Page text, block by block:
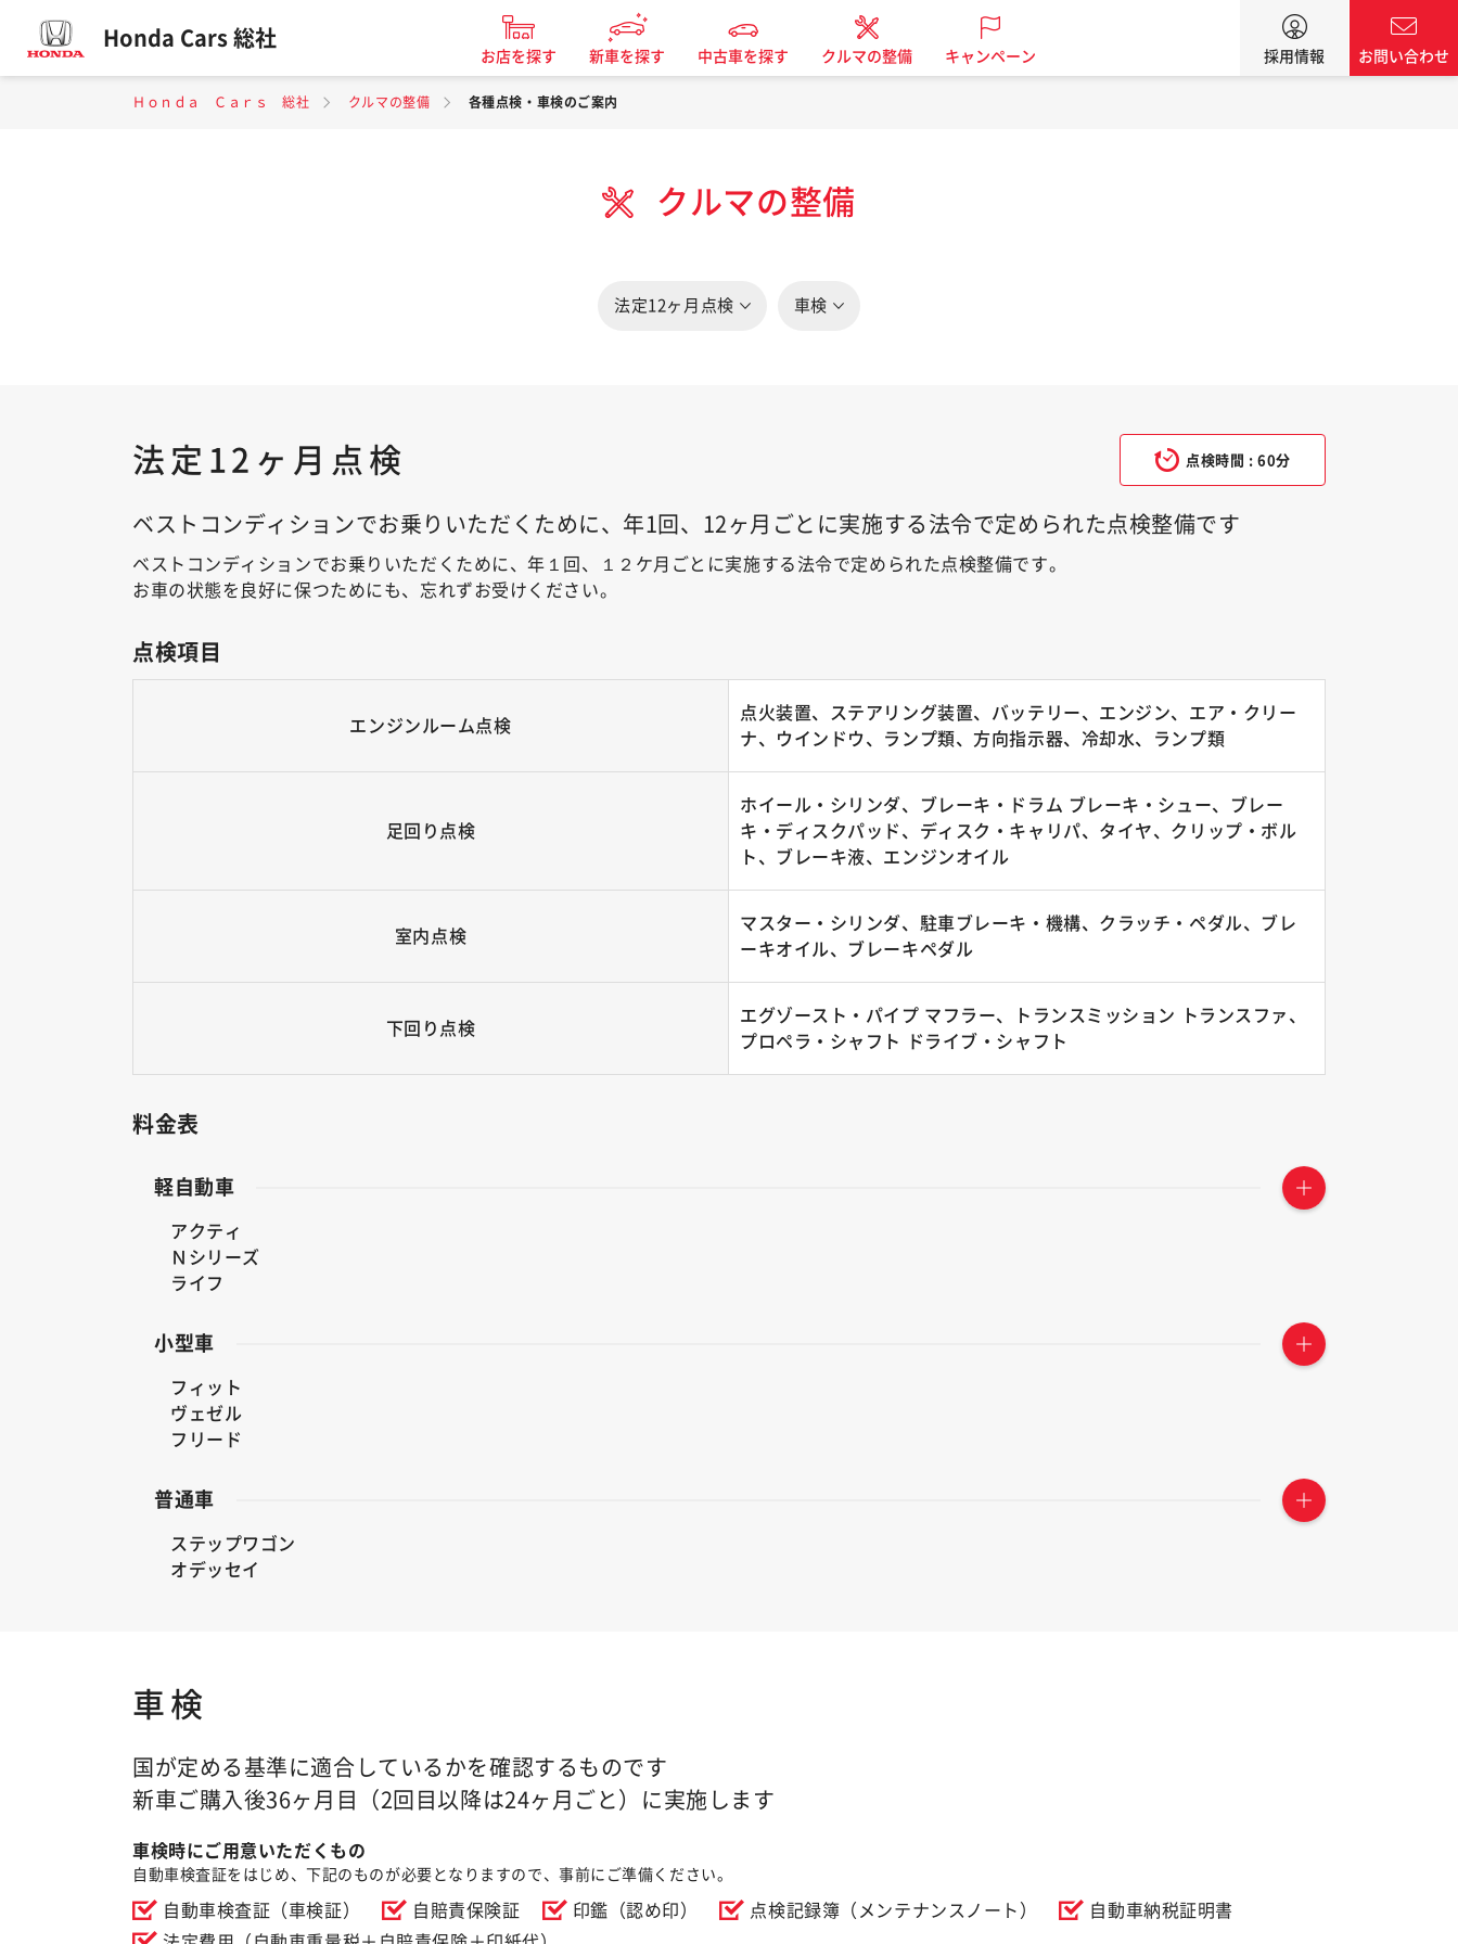
Honda Cars 総社
お店を探す 新車を探す 中古車を探す クルマの整備 キャンペーン 採用情報 お問い合わせ
Ｈｏｎｄａ Ｃａｒｓ 総社 クルマの整備 各種点検・車検のご案内
クルマの整備
法定12ヶ月点検 車検
法定12ヶ月点検 点検時間 : 60分
ベストコンディションでお乗りいただくために、年1回、12ヶ月ごとに実施する法令で定められた点検整備です
ベストコンディションでお乗りいただくために、年１回、１２ケ月ごとに実施する法令で定められた点検整備です。
お車の状態を良好に保つためにも、忘れずお受けください。
点検項目
エンジンルーム点検
点火装置、ステアリング装置、バッテリー、エンジン、エア・クリー
ナ、ウインドウ、ランプ類、方向指示器、冷却水、ランプ類
足回り点検
ホイール・シリンダ、ブレーキ・ドラム ブレーキ・シュー、ブレー
キ・ディスクパッド、ディスク・キャリパ、タイヤ、クリップ・ボル
ト、ブレーキ液、エンジンオイル
室内点検
マスター・シリンダ、駐車ブレーキ・機構、クラッチ・ペダル、ブレ
ーキオイル、ブレーキペダル
下回り点検
エグゾースト・パイプ マフラー、トランスミッション トランスファ、
プロペラ・シャフト ドライブ・シャフト
料金表
軽自動車
アクティ
Ｎシリーズ
ライフ
小型車
フィット
ヴェゼル
フリード
普通車
ステップワゴン
オデッセイ
車検
国が定める基準に適合しているかを確認するものです
新車ご購入後36ヶ月目（2回目以降は24ヶ月ごと）に実施します
車検時にご用意いただくもの
自動車検査証をはじめ、下記のものが必要となりますので、事前にご準備ください。
自動車検査証（車検証） 自賠責保険証 印鑑（認め印） 点検記録簿（メンテナンスノート）
自動車納税証明書